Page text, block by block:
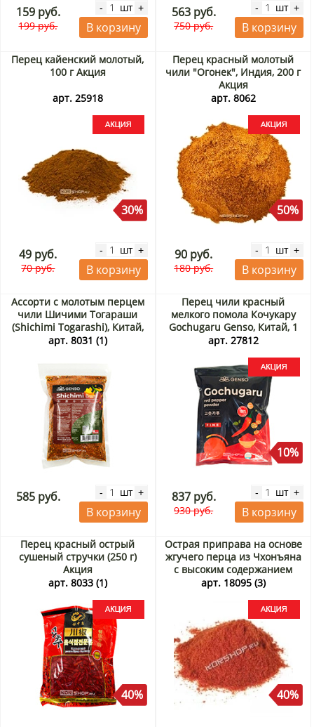
159 руб.
199 руб.
- шт +
В корзину
563 руб.
750 руб.
- шт +
В корзину
Перец кайенский молотый,
100 г Акция
арт. 25918
30%
49 руб.
70 руб.
- шт +
В корзину
Перец красный молотый
чили "Огонек", Индия, 200 г
Акция
арт. 8062
50%
90 руб.
180 руб.
- шт +
В корзину
Ассорти с молотым перцем
чили Шичими Тогараши
(Shichimi Togarashi), Китай,
300 г
арт. 8031 (1)
585 руб. - шт +
В корзину
Перец чили красный
мелкого помола Кочукару
Gochugaru Genso, Китай, 1
кг Акция
арт. 27812
10%
837 руб.
930 руб.
- шт +
В корзину
Перец красный острый
сушеный стручки (250 г)
Акция
арт. 8033 (1)
40%
Острая приправа на основе
жгучего перца из Чхонъяна
с высоким содержанием
капсаицина, Корея, 25 г
арт. 18095 (3)
40%